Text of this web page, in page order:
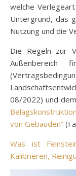
welche
Untergrund, das
Nutzung und die
Die Regeln zur
08/2022) und dem
von Gebäuden“
Was ist
Kalibrieren,